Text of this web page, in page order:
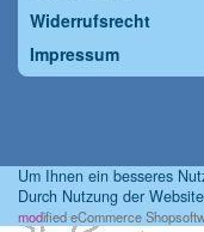
Widerrufsrecht
Impressum
Um Ihnen ein besseres
Durch Nutzung der
modified eCommerce